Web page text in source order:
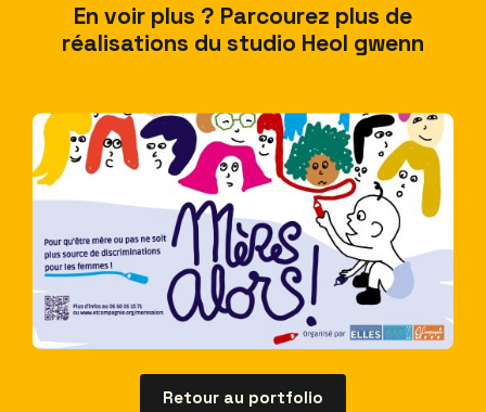
En voir plus ? Parcourez plus de
réalisations du studio Heol gwenn
Retour au portfolio